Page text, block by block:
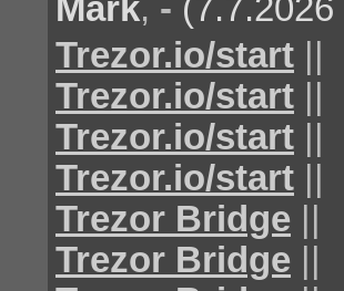
Trezor.io/start ||
Trezor.io/start ||
Trezor.io/start ||
Trezor.io/start ||
Trezor Bridge ||
Trezor Bridge ||